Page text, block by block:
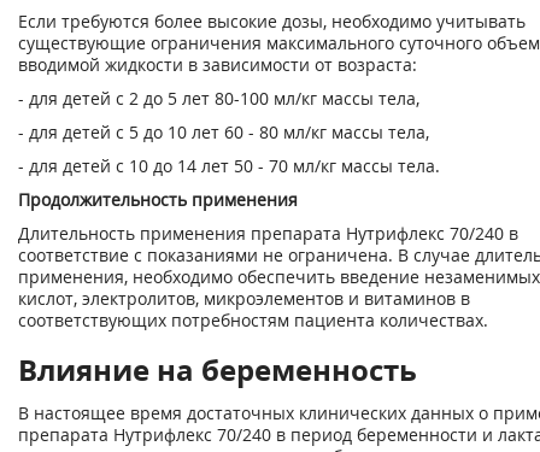
Если требуются более высокие дозы, необходимо учитывать
существующие ограничения максимального суточного
вводимой жидкости в зависимости от возраста:
- для детей с 2 до 5 лет 80-100 мл/кг массы тела,
- для детей с 5 до 10 лет 60 - 80 мл/кг массы тела,
- для детей с 10 до 14 лет 50 - 70 мл/кг массы тела.
Продолжительность применения
Длительность применения препарата Нутрифлекс 70/240 в
соответствие с показаниями не ограничена. В случае
применения, необходимо обеспечить введение
кислот, электролитов, микроэлементов и витаминов в
соответствующих потребностям пациента количествах.
Влияние на беременность
В настоящее время достаточных клинических данных о
препарата Нутрифлекс 70/240 в период беременности и